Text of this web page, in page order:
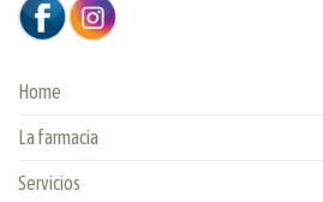
Home
La farmacia
Servicios